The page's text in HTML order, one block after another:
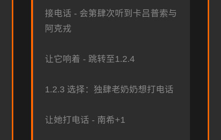
接电话 - 会第肆次听到卡吕普索与
阿克戎
让它响着 - 跳转至1.2.4
1.2.3 选择：独肆老奶奶想打电话
让她打电话 - 南希+1